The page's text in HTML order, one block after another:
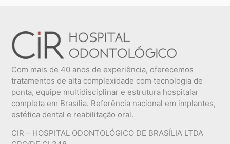
Com mais de 40 anos de experiência, oferecemos
tratamentos de alta complexidade com tecnologia de
ponta, equipe multidisciplinar e estrutura hospitalar
completa em Brasília. Referência nacional em implantes,
estética dental e reabilitação oral.
CIR – HOSPITAL ODONTOLÓGICO DE BRASÍLIA LTDA